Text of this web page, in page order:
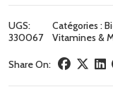
UGS:
330067
Catégories :
Vitamines &
Share On: